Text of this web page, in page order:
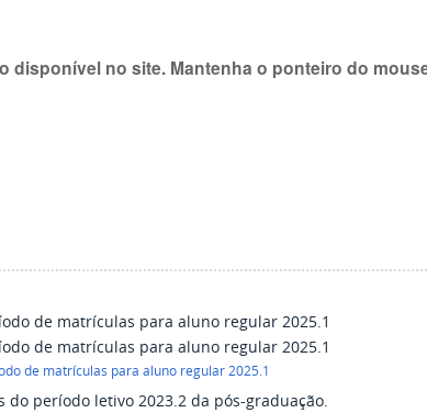
disponível no site. Mantenha o ponteiro do
de matrículas para aluno regular 2025.1
de matrículas para aluno regular 2025.1
de matrículas para aluno regular 2025.1
do período letivo 2023.2 da pós-graduação.